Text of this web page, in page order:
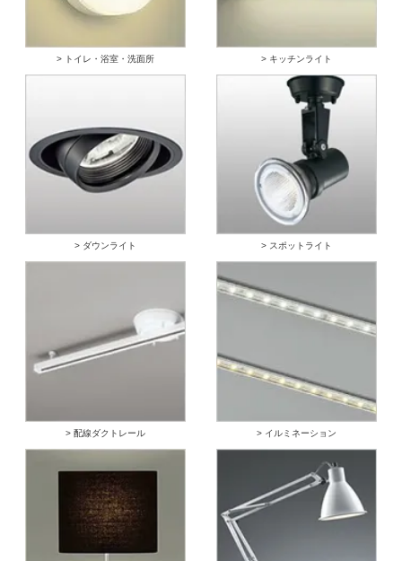
> トイレ・浴室・洗面所 > キッチンライト
> ダウンライト > スポットライト
> 配線ダクトレール > イルミネーション